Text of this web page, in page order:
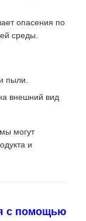
опасения по
среды.
пыли.
внешний вид
могут
и
с помощью